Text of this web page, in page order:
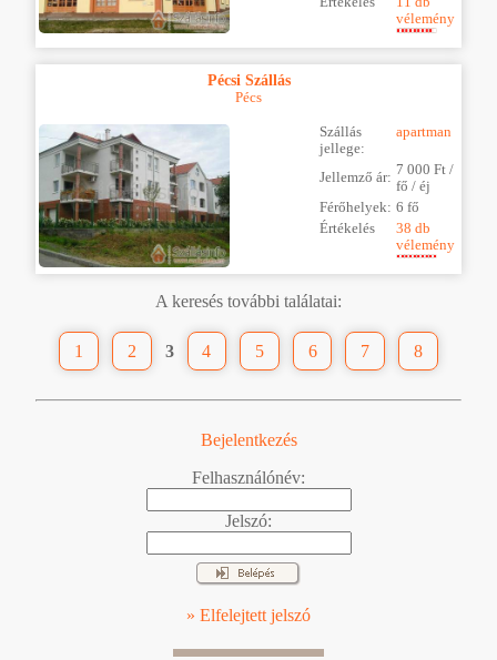
vélemény
Pécsi Szállás
Pécs
Szállás
jellege:
apartman
Jellemző ár: 7 000 Ft /
fő / éj
Férőhelyek: 6 fő
Értékelés
38 db
vélemény
A keresés további találatai:
1 2 3 4 5 6 7 8
Bejelentkezés
Felhasználónév:
Jelszó:
» Elfelejtett jelszó